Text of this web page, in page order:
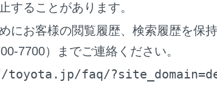
内容が安全かつ合法であるか確認してください
ステムを操作しないでください。道路や交通
することがあります。
にお客様の閲覧履歴、検索履歴を保
7700）までご連絡ください。
faq/